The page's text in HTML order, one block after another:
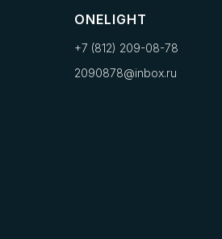
ONELIGHT
+7 (812) 209-08-78
2090878@inbox.ru